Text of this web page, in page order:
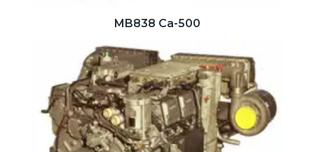
MB838 Ca-500